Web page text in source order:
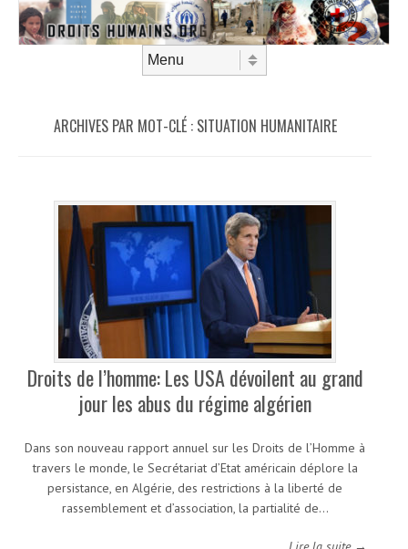
ARCHIVES PAR MOT-CLÉ : SITUATION HUMANITAIRE
Droits de l’homme: Les USA dévoilent au grand
jour les abus du régime algérien
Dans son nouveau rapport annuel sur les Droits de l’Homme à
travers le monde, le Secrétariat d’Etat américain déplore la
persistance, en Algérie, des restrictions à la liberté de
rassemblement et d’association, la partialité de…